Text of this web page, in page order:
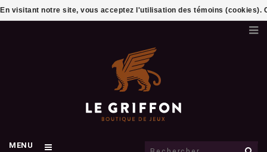
MENU
En visitant notre site, vous acceptez l'utilisation des témoins